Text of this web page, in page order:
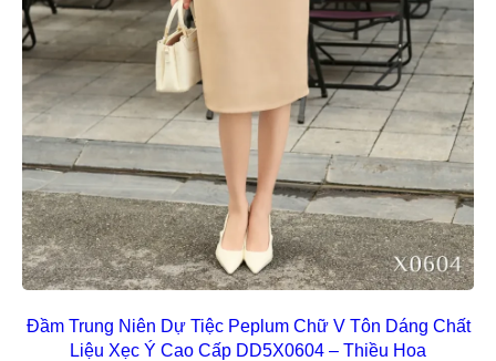
Đầm Trung Niên Dự Tiệc Peplum Chữ V Tôn Dáng Chất
Liệu Xẹc Ý Cao Cấp DD5X0604 – Thiều Hoa